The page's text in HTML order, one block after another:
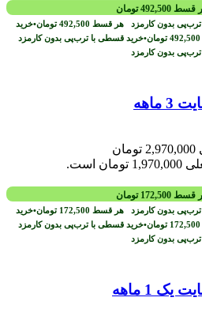
قسط 492,500 تومان
بدون کارمزد هر قسط 492,500 تومان•خرید
492,500 تومان•خرید قسطی با ترب‌پی بدون کارمزد
بدون کارمزد
قیمت اصلی 2,970,000 تومان
است.
قسط 172,500 تومان
بدون کارمزد هر قسط 172,500 تومان•خرید
172,500 تومان•خرید قسطی با ترب‌پی بدون کارمزد
بدون کارمزد